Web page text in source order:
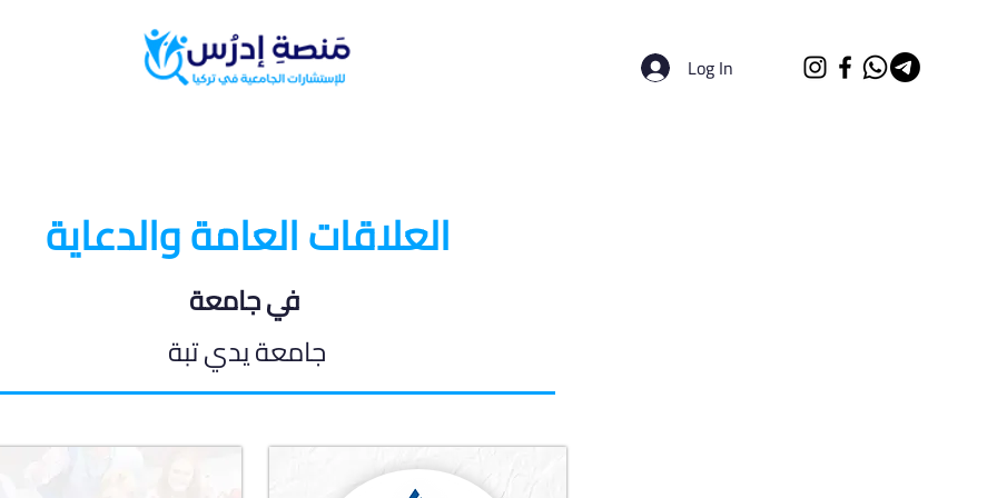
Log In
العلاقات العامة والدعاية
جامعة يدي تبة